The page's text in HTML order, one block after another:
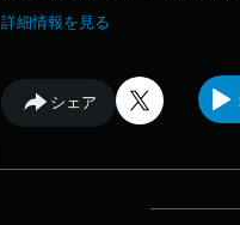
良質な音楽が、ほぼトークなしで
らない、仕事がはかどるBGMラジ
詳細情報を見る
シェア